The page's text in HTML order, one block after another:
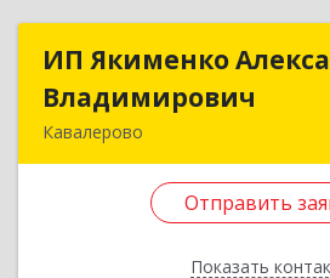
ИП Якименко
Владимирович
Кавалерово
Отправить
Показать
ИП
Горнореченский пгт,